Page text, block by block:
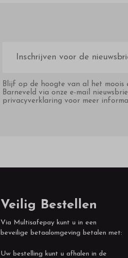
mailadres
Blijf op de hoogte van al het moois
Barneveld via onze e-mail
privacyverklaring voor meer
Veilig Bestellen
Via Multisafepay kunt u in een
beveilige betaalomgeving betalen met:
Uw bestelling kunt u afhalen in de